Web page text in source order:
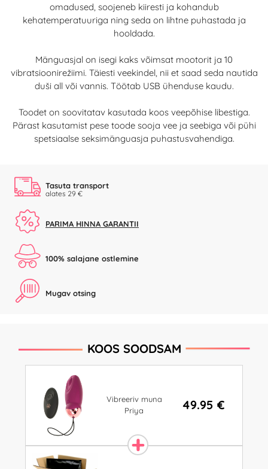
omadused, soojeneb kiiresti ja kohandub
kehatemperatuuriga ning seda on lihtne puhastada ja
hooldada.
Mänguasjal on isegi kaks võimsat mootorit ja 10
vibratsioonirežiimi. Täiesti veekindel, nii et saad seda nautida
duši all või vannis. Töötab USB ühenduse kaudu.
Toodet on soovitatav kasutada koos veepõhise libestiga.
Pärast kasutamist pese toode sooja vee ja seebiga või pühi
spetsiaalse seksimänguasja puhastusvahendiga.
Tasuta transport
alates 29 €
PARIMA HINNA GARANTII
100% salajane ostlemine
Mugav otsing
KOOS SOODSAM
Vibreeriv muna
Priya
49.95 €